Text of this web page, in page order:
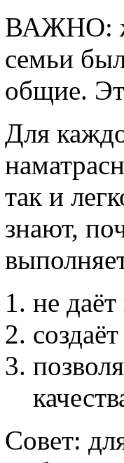
ВАЖНО:
семьи
общие.
Для
так и
знают,
не
Совет: